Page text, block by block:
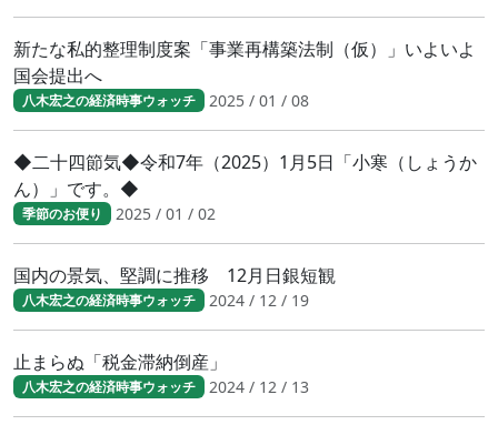
新たな私的整理制度案「事業再構築法制（仮）」いよいよ
国会提出へ
八木宏之の経済時事ウォッチ 2025 / 01 / 08
◆二十四節気◆令和7年（2025）1月5日「小寒（しょうか
ん）」です。◆
季節のお便り 2025 / 01 / 02
国内の景気、堅調に推移 12月日銀短観
八木宏之の経済時事ウォッチ 2024 / 12 / 19
止まらぬ「税金滞納倒産」
八木宏之の経済時事ウォッチ 2024 / 12 / 13